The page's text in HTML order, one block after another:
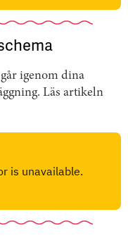
igenom dina
Läs artikeln